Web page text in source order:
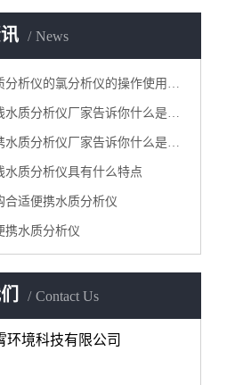
News
析仪的氯分析仪的操作使用方法
质分析仪厂家告诉你什么是余氯
质分析仪厂家告诉你什么是浊度
水质分析仪具有什么特点
合适便携水质分析仪
携水质分析仪
Contact Us
环境科技有限公司